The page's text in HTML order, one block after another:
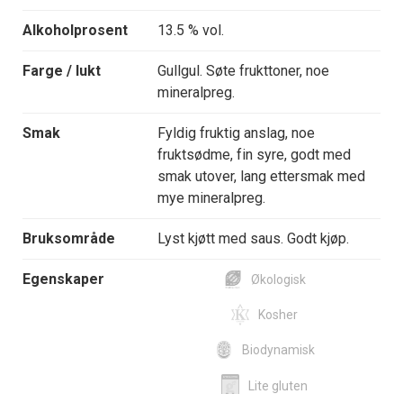
Alkoholprosent 13.5 % vol.
Farge / lukt
Gullgul. Søte frukttoner, noe
mineralpreg.
Smak
Fyldig fruktig anslag, noe
fruktsødme, fin syre, godt med
smak utover, lang ettersmak med
mye mineralpreg.
Bruksområde Lyst kjøtt med saus. Godt kjøp.
Egenskaper Økologisk
Kosher
Biodynamisk
Lite gluten